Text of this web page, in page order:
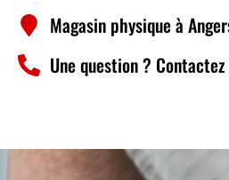
Magasin physique à
Une question ?